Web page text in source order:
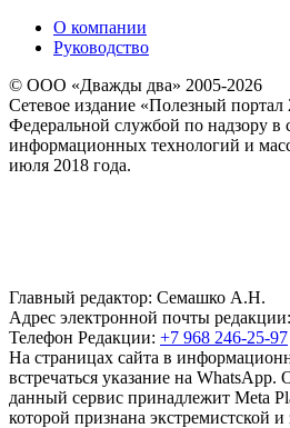
О компании
Руководство
© ООО «Дважды два» 2005-2026
Сетевое издание «Полезный портал
Федеральной службой по надзору в
информационных технологий и
июля 2018 года.
Главный редактор: Семашко А.Н.
Адрес электронной почты редакции:
Телефон Редакции: +7 968 246-25-97
На страницах сайта в
встречаться указание на
данный сервис принадлежит Meta
которой признана экстремистской